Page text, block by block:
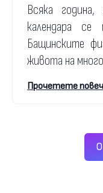
Всяка
календара
Бащинските
живота на
Прочетете